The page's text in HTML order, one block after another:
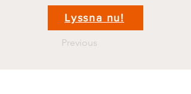
Lyssna nu!
Previous